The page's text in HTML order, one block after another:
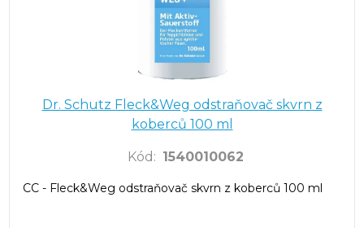
Dr. Schutz Fleck&Weg odstraňovač skvrn z
koberců 100 ml
Kód : 1540010062
CC - Fleck&Weg odstraňovač skvrn z koberců 100 ml